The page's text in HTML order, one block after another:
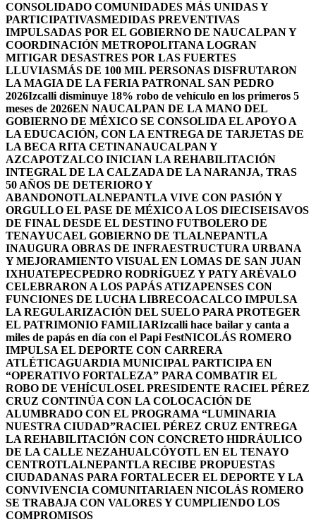
CONSOLIDADO COMUNIDADES MÁS UNIDAS Y
PARTICIPATIVASMEDIDAS PREVENTIVAS
IMPULSADAS POR EL GOBIERNO DE NAUCALPAN Y
COORDINACIÓN METROPOLITANA LOGRAN
MITIGAR DESASTRES POR LAS FUERTES
LLUVIASMÁS DE 100 MIL PERSONAS DISFRUTARON
LA MAGIA DE LA FERIA PATRONAL SAN PEDRO
2026Izcalli disminuye 18% robo de vehículo en los primeros 5
meses de 2026EN NAUCALPAN DE LA MANO DEL
GOBIERNO DE MÉXICO SE CONSOLIDA EL APOYO A
LA EDUCACIÓN, CON LA ENTREGA DE TARJETAS DE
LA BECA RITA CETINANAUCALPAN Y
AZCAPOTZALCO INICIAN LA REHABILITACIÓN
INTEGRAL DE LA CALZADA DE LA NARANJA, TRAS
50 AÑOS DE DETERIORO Y
ABANDONOTLALNEPANTLA VIVE CON PASIÓN Y
ORGULLO EL PASE DE MÉXICO A LOS DIECISEISAVOS
DE FINAL DESDE EL DESTINO FUTBOLERO DE
TENAYUCAEL GOBIERNO DE TLALNEPANTLA
INAUGURA OBRAS DE INFRAESTRUCTURA URBANA
Y MEJORAMIENTO VISUAL EN LOMAS DE SAN JUAN
IXHUATEPECPEDRO RODRÍGUEZ Y PATY ARÉVALO
CELEBRARON A LOS PAPÁS ATIZAPENSES CON
FUNCIONES DE LUCHA LIBRECOACALCO IMPULSA
LA REGULARIZACIÓN DEL SUELO PARA PROTEGER
EL PATRIMONIO FAMILIARIzcalli hace bailar y canta a
miles de papás en día con el Papi FestNICOLÁS ROMERO
IMPULSA EL DEPORTE CON CARRERA
ATLÉTICAGUARDIA MUNICIPAL PARTICIPA EN
“OPERATIVO FORTALEZA” PARA COMBATIR EL
ROBO DE VEHÍCULOSEL PRESIDENTE RACIEL PÉREZ
CRUZ CONTINÚA CON LA COLOCACIÓN DE
ALUMBRADO CON EL PROGRAMA “LUMINARIA
NUESTRA CIUDAD”RACIEL PÉREZ CRUZ ENTREGA
LA REHABILITACIÓN CON CONCRETO HIDRÁULICO
DE LA CALLE NEZAHUALCÓYOTL EN EL TENAYO
CENTROTLALNEPANTLA RECIBE PROPUESTAS
CIUDADANAS PARA FORTALECER EL DEPORTE Y LA
CONVIVENCIA COMUNITARIAEN NICOLÁS ROMERO
SE TRABAJA CON VALORES Y CUMPLIENDO LOS
COMPROMISOS